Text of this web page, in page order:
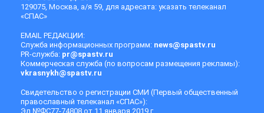
129075, Москва, а/я 59, для адресата: указать телеканал
«СПАС»
EMAIL РЕДАКЦИИ:
Служба информационных программ: news@spastv.ru
PR-служба: pr@spastv.ru
Коммерческая служба (по вопросам размещения рекламы):
vkrasnykh@spastv.ru
Свидетельство о регистрации СМИ (Первый общественный
православный телеканал «СПАС»):
Эл №ФС77-74808 от 11 января 2019 г.